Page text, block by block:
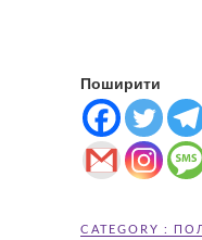
Поширити
CATEGORY :